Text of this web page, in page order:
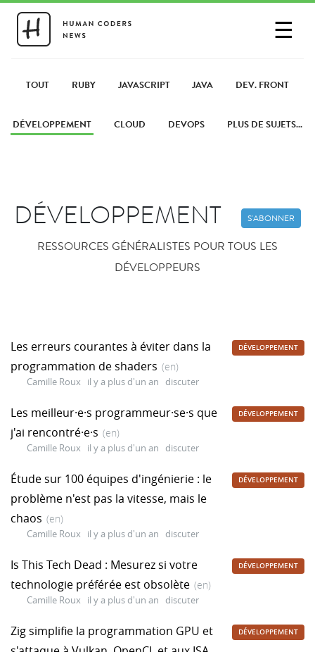
☰
PARTAGER UN LIEN
TOUT RUBY JAVASCRIPT JAVA DEV. FRONT
DÉVELOPPEMENT CLOUD DEVOPS PLUS DE SUJETS...
DÉVELOPPEMENT S'ABONNER
RESSOURCES GÉNÉRALISTES POUR TOUS LES
DÉVELOPPEURS
Les erreurs courantes à éviter dans la
programmation de shaders (en)
Camille Roux il y a plus d'un an discuter
DÉVELOPPEMENT
Les meilleur·e·s programmeur·se·s que
j'ai rencontré·e·s (en)
Camille Roux il y a plus d'un an discuter
DÉVELOPPEMENT
Étude sur 100 équipes d'ingénierie : le
problème n'est pas la vitesse, mais le
chaos (en)
Camille Roux il y a plus d'un an discuter
DÉVELOPPEMENT
Is This Tech Dead : Mesurez si votre
technologie préférée est obsolète (en)
Camille Roux il y a plus d'un an discuter
DÉVELOPPEMENT
Zig simplifie la programmation GPU et
DÉVELOPPEMENT